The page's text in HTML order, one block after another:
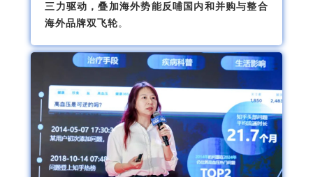
三力驱动，叠加海外势能反哺国内和并购与整合
海外品牌双飞轮。